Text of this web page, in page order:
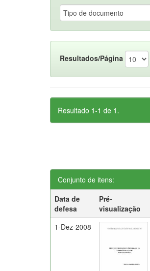
Resultados/Página
Resultado 1-1 de 1.
Conjunto de itens:
Data de
defesa
Pré-
visualização
1-Dez-2008